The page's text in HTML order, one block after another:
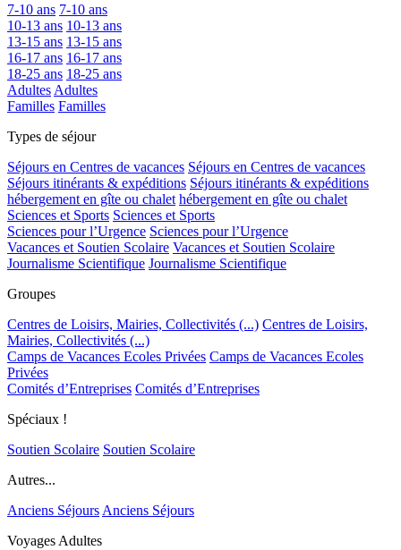
7-10 ans 7-10 ans
10-13 ans 10-13 ans
13-15 ans 13-15 ans
16-17 ans 16-17 ans
18-25 ans 18-25 ans
Adultes Adultes
Familles Familles
Types de séjour
Séjours en Centres de vacances Séjours en Centres de vacances
Séjours itinérants & expéditions Séjours itinérants & expéditions
hébergement en gîte ou chalet hébergement en gîte ou chalet
Sciences et Sports Sciences et Sports
Sciences pour l’Urgence Sciences pour l’Urgence
Vacances et Soutien Scolaire Vacances et Soutien Scolaire
Journalisme Scientifique Journalisme Scientifique
Groupes
Centres de Loisirs, Mairies, Collectivités (...) Centres de Loisirs,
Mairies, Collectivités (...)
Camps de Vacances Ecoles Privées Camps de Vacances Ecoles
Privées
Comités d’Entreprises Comités d’Entreprises
Spéciaux !
Soutien Scolaire Soutien Scolaire
Autres...
Anciens Séjours Anciens Séjours
Voyages Adultes